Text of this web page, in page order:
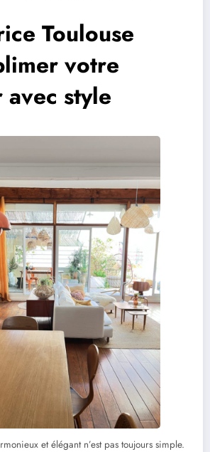
Toulouse
votre
style
et élégant n’est pas toujours simple.